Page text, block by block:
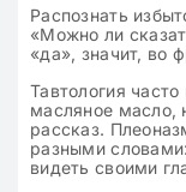
Распознать
«Можно ли
«да», значит, во
Тавтология
масляное масло,
рассказ.
разными
видеть своими